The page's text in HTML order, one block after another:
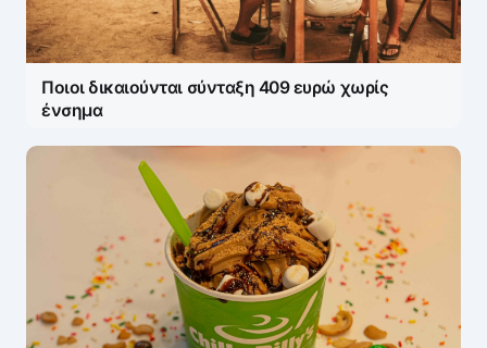
Ποιοι δικαιούνται σύνταξη 409 ευρώ χωρίς
ένσημα